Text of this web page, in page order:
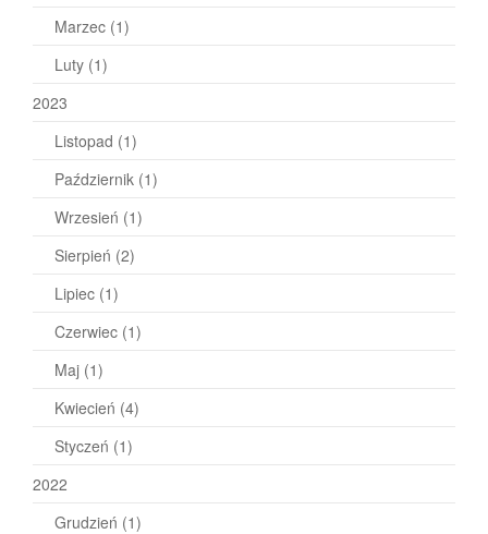
Marzec (1)
Luty (1)
2023
Listopad (1)
Październik (1)
Wrzesień (1)
Sierpień (2)
Lipiec (1)
Czerwiec (1)
Maj (1)
Kwiecień (4)
Styczeń (1)
2022
Grudzień (1)